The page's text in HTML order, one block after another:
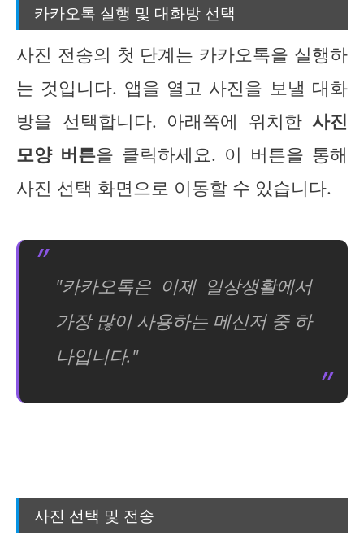
카카오톡 실행 및 대화방 선택
사진 전송의 첫 단계는 카카오톡을 실행하
는 것입니다. 앱을 열고 사진을 보낼 대화
방을 선택합니다. 아래쪽에 위치한 사진
모양 버튼을 클릭하세요. 이 버튼을 통해
사진 선택 화면으로 이동할 수 있습니다.
"카카오톡은 이제 일상생활에서
가장 많이 사용하는 메신저 중 하
나입니다."
사진 선택 및 전송